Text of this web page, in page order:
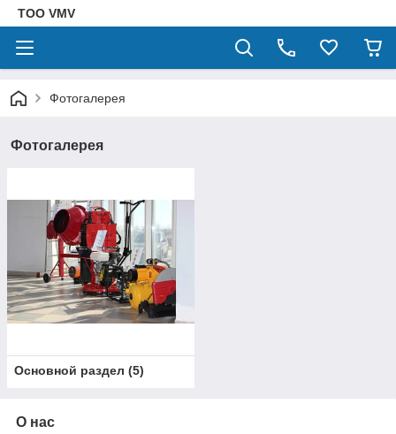
ТОО VMV
Фотогалерея
Фотогалерея
Основной раздел (5)
О нас